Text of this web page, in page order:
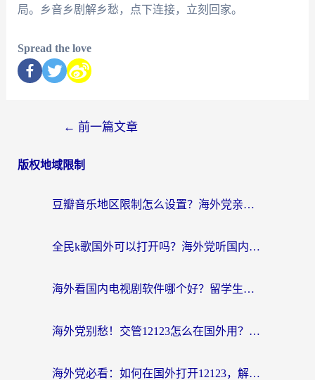
局。乡音乡剧解乡愁，点下连接，立刻回家。
Spread the love
← 前一篇文章
版权地域限制
豆瓣音乐地区限制怎么设置？海外党亲测有效的回国加速方案来了
全民k歌国外可以打开吗？海外党听国内音乐听书的实用指南
海外看国内电视剧软件哪个好？留学生亲测有效的追剧加速方案
海外党别愁！交管12123怎么在国外用？一篇搞定回国资源访问难题
海外党必看：如何在国外打开12123，解决小程序登录难题